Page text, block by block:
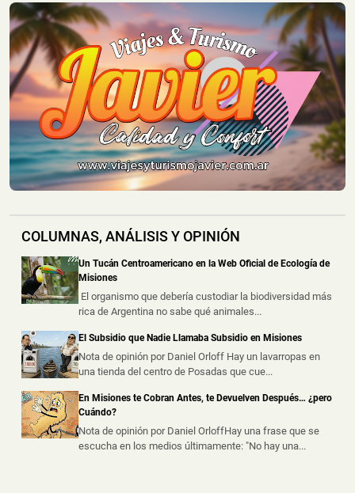
Escapó de la Policía y Abandonó una Mochila con
Marihuana Valuada en un Millón de Pesos
📅 8 ago 2026
Un presunto intercambio de droga fue frustrado durante
un operativo policial rea...
Una Automovilista y un Motociclista Resultaron
Lesionados tras un Choque en Posadas
📅 8 ago 2026
Una mujer de 45 años y un hombre de 41 resultaron
lesionados este viernes por la...
Recargaba Combustible en la Banquina, fue
Embestido y Sufrió Graves Quemaduras
Un hombre sufrió quemaduras de consideración este
Aeropuerto de Posadas
📅 7 ago 2026
Un importante hecho de inseguridad fue detectado en el
Aeropuerto Internacional ...
COLUMNAS, ANÁLISIS Y OPINIÓN
Un Tucán Centroamericano en la Web Oficial de Ecología de
Misiones
El organismo que debería custodiar la biodiversidad más
rica de Argentina no sabe qué animales...
El Subsidio que Nadie Llamaba Subsidio en Misiones
Nota de opinión por Daniel Orloff Hay un lavarropas en
una tienda del centro de Posadas que cue...
En Misiones te Cobran Antes, te Devuelven Después… ¿pero
Cuándo?
Nota de opinión por Daniel OrloffHay una frase que se
escucha en los medios últimamente: "No hay una...